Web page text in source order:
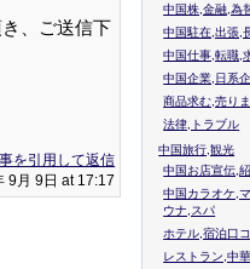
、ご送信下
を引用して返信
9月 9日 at 17:17
中国株,金融,為
中国駐在,出張,
中国仕事,転職,
中国企業,日系
商品求む,売り
法律,トラブル
中国旅行,観光
中国お店宣伝,
中国カラオケ,
ウナ,スパ
ホテル,宿泊口コ
レストラン,中